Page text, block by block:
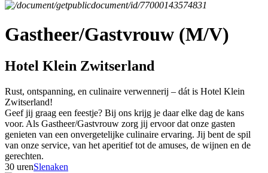
Gastheer/Gastvrouw (M/V)
Hotel Klein Zwitserland
Rust, ontspanning, en culinaire verwennerij – dát is Hotel Klein
Zwitserland!
Geef jij graag een feestje? Bij ons krijg je daar elke dag de kans
voor. Als Gastheer/Gastvrouw zorg jij ervoor dat onze gasten
genieten van een onvergetelijke culinaire ervaring. Jij bent de spil
van onze service, van het aperitief tot de amuses, de wijnen en de
gerechten.
30 urenSlenaken